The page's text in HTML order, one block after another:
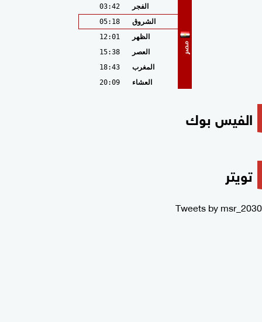
مصر
الفجر
03:42
الشروق
05:18
الظهر
12:01
العصر
15:38
المغرب
18:43
العشاء
20:09
الفيس بوك
تويتر
Tweets by msr_2030